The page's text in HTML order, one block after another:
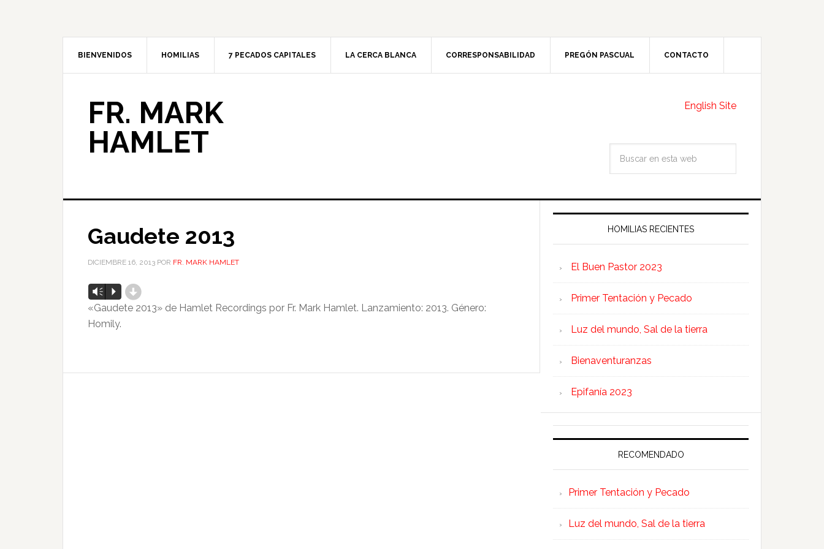
BIENVENIDOS HOMILIAS 7 PECADOS CAPITALES LA CERCA BLANCA CORRESPONSABILIDAD PREGÓN PASCUAL CONTACTO
FR. MARK
HAMLET
English Site
Gaudete 2013
DICIEMBRE 16, 2013 POR FR. MARK HAMLET
Reproductor
de
audio
Vm P d
«Gaudete 2013» de Hamlet Recordings por Fr. Mark Hamlet. Lanzamiento: 2013. Género:
Homily.
HOMILIAS RECIENTES
El Buen Pastor 2023
Primer Tentación y Pecado
Luz del mundo, Sal de la tierra
Bienaventuranzas
Epifanía 2023
RECOMENDADO
Primer Tentación y Pecado
Luz del mundo, Sal de la tierra